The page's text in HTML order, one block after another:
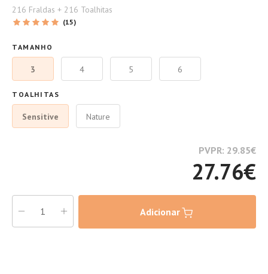
216 Fraldas + 216 Toalhitas
(15)
TAMANHO
3 4 5 6
TOALHITAS
Sensitive Nature
PVPR: 29.85€
27.76€
Adicionar